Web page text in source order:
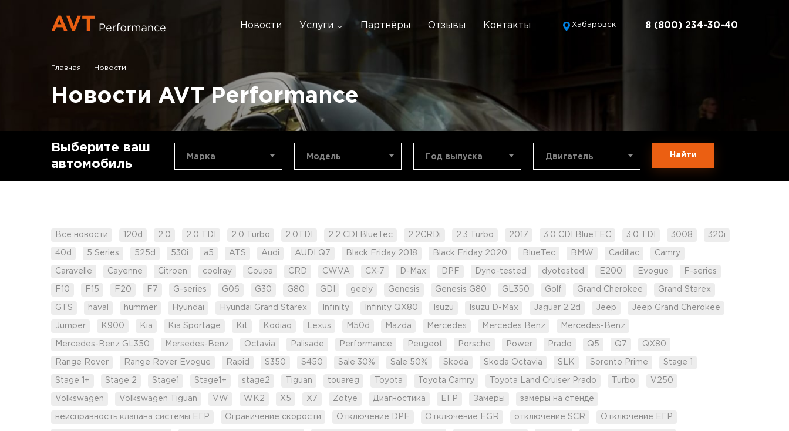
Новости Услуги Партнёры Отзывы Контакты Хабаровск 8 (800) 234-30-40
Главная Новости
Новости AVT Performance
Выберите ваш
автомобиль
Марка Модель Год выпуска Двигатель Найти
Все новости 120d 2.0 2.0 TDI 2.0 Turbo 2.0TDI 2.2 CDI BlueTec 2.2CRDi 2.3 Turbo 2017 3.0 CDI BlueTEC 3.0 TDI 3008 320i
40d 5 Series 525d 530i a5 ATS Audi AUDI Q7 Black Friday 2018 Black Friday 2020 BlueTec BMW Cadillac Camry
Caravelle Cayenne Citroen coolray Coupa CRD CWVA CX-7 D-Max DPF Dyno-tested dyotested E200 Evogue F-series
F10 F15 F20 F7 G-series G06 G30 G80 GDI geely Genesis Genesis G80 GL350 Golf Grand Cherokee Grand Starex
GTS haval hummer Hyundai Hyundai Grand Starex Infinity Infinity QX80 Isuzu Isuzu D-Max Jaguar 2.2d Jeep Jeep Grand Cherokee
Jumper K900 Kia Kia Sportage Kit Kodiaq Lexus M50d Mazda Mercedes Mercedes Benz Mercedes-Benz
Mercedes-Benz GL350 Mersedes-Benz Octavia Palisade Performance Peugeot Porsche Power Prado Q5 Q7 QX80
Range Rover Range Rover Evogue Rapid S350 S450 Sale 30% Sale 50% Skoda Skoda Octavia SLK Sorento Prime Stage 1
Stage 1+ Stage 2 Stage1 Stage1+ stage2 Tiguan touareg Toyota Toyota Camry Toyota Land Cruiser Prado Turbo V250
Volkswagen Volkswagen Tiguan VW WK2 X5 X7 Zotye Диагностика ЕГР Замеры замеры на стенде
неисправность клапана системы ЕГР Ограничение скорости Отключение DPF Отключение EGR отключение SCR Отключение ЕГР